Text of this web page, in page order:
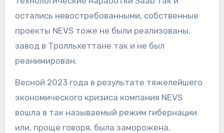
остались невостребованными, собственные
проекты NEVS тоже не были реализованы,
завод в Тролльхеттане так и не был
реанимирован.
Весной 2023 года в результате тяжелейшего
экономического кризиса компания NEVS
вошла в так называемый режим гибернации
или, проще говоря, была заморожена,